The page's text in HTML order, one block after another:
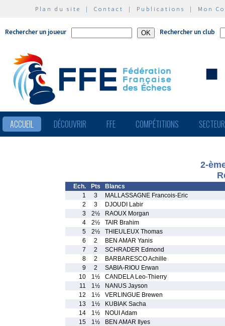
Plan du site | Contact | Publications | Mon
Rechercher un joueur Rechercher un club
ACCUEIL DÉCOUVRIR FFE COMPÉTITIONS
2-
Ech. Pts
Blancs
1
3
MALLASSAGNE Francois-Eric
2
3
DJOUDI Labir
3
2½
RAOUX Morgan
4
2½
TAIR Brahim
5
2½
THIEULEUX Thomas
6
2
BEN AMAR Yanis
7
2
SCHRADER Edmond
8
2
BARBARESCO Achille
9
2
SABIA-RIOU Erwan
10
1½
CANDELA Leo-Thierry
11
1½
NANUS Jayson
12
1½
VERLINGUE Brewen
13
1½
KUBIAK Sacha
14
1½
NOUI Adam
15
1½
BEN AMAR Ilyes